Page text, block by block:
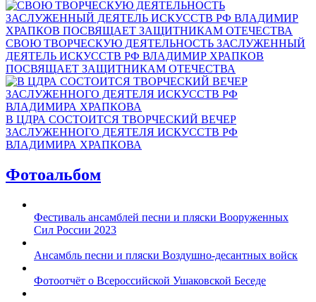
СВОЮ ТВОРЧЕСКУЮ ДЕЯТЕЛЬНОСТЬ ЗАСЛУЖЕННЫЙ
ДЕЯТЕЛЬ ИСКУССТВ РФ ВЛАДИМИР ХРАПКОВ
ПОСВЯЩАЕТ ЗАЩИТНИКАМ ОТЕЧЕСТВА
В ЦДРА СОСТОИТСЯ ТВОРЧЕСКИЙ ВЕЧЕР
ЗАСЛУЖЕННОГО ДЕЯТЕЛЯ ИСКУССТВ РФ
ВЛАДИМИРА ХРАПКОВА
Фотоальбом
Фестиваль ансамблей песни и пляски Вооруженных
Сил России 2023
Ансамбль песни и пляски Воздушно-десантных войск
Фотоотчёт о Всероссийской Ушаковской Беседе